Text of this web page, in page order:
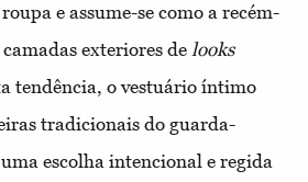
e assume-se como a recém-
exteriores de looks
tendência, o vestuário íntimo
tradicionais do guarda-
escolha intencional e regida